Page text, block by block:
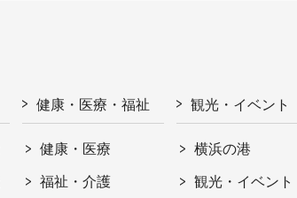
健康・医療・福祉
健康・医療
福祉・介護
観光・イベント
横浜の港
観光・イベント